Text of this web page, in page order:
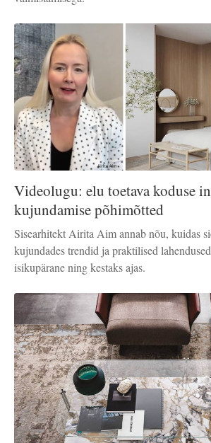
Videolugu: elu toetava koduse
kujundamise põhimõtted
Sisearhitekt Airita Aim annab nõu, kuidas
kujundades trendid ja praktilised
isikupärane ning kestaks ajas.